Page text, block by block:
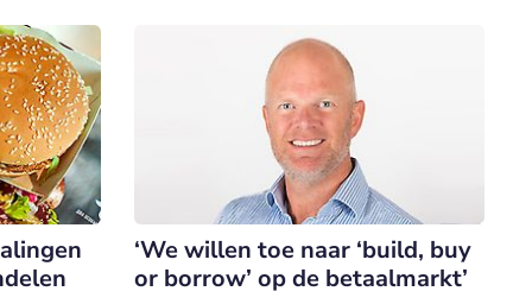
‘We willen toe naar ‘build, buy
or borrow’ op de betaalmarkt’